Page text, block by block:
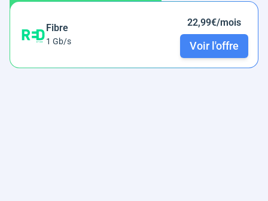
Fibre
1 Gb/s
22,99€/mois
Voir l'offre